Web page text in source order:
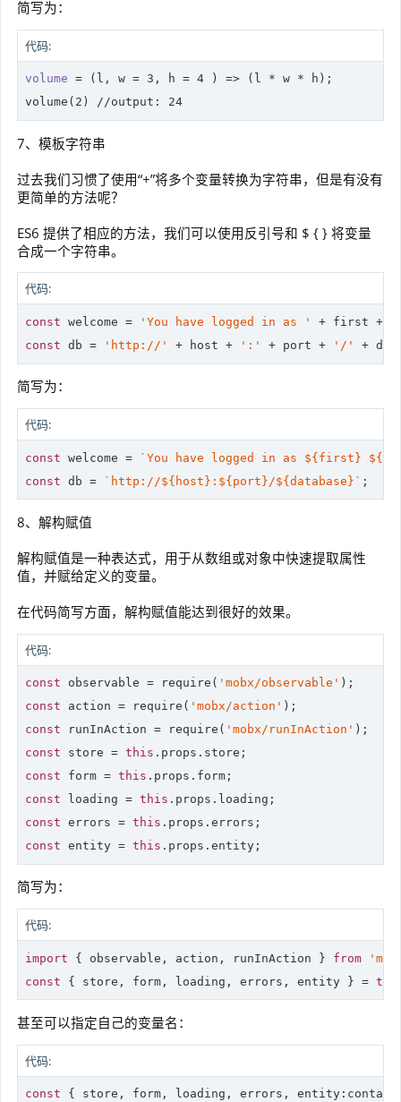
简写为：
代码:
volume = (l, w = 3 , h = 4 ) => (l * w * h);
volume( 2 ) //output: 24
7、模板字符串
过去我们习惯了使用“+”将多个变量转换为字符串，但是有没有
更简单的方法呢？
ES6 提供了相应的方法，我们可以使用反引号和 $ { } 将变量
合成一个字符串。
代码:
const welcome = 'You have logged in as ' + first +
const db = 'http://' + host + ':' + port + '/'
简写为：
代码:
const welcome = `You have logged in as ${first}
const db = `http://${host} : ${port} /${database} `
8、解构赋值
解构赋值是一种表达式，用于从数组或对象中快速提取属性
值，并赋给定义的变量。
在代码简写方面，解构赋值能达到很好的效果。
代码:
const observable = require ( 'mobx/observable'
const action = require ( 'mobx/action'
const runInAction = require ( 'mobx/runInAction'
const store = this
const form = this
const loading = this
const errors = this
const entity = this
简写为：
代码:
import { observable, action, runInAction } from
const { store, form, loading, errors, entity } =
甚至可以指定自己的变量名：
代码:
const { store, form, loading, errors,